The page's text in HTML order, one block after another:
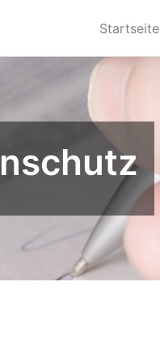
Startseite